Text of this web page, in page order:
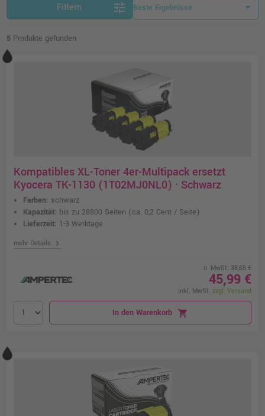
Filtern tune
5 Produkte gefunden
Kompatibles XL-Toner 4er-Multipack ersetzt
Kyocera TK-1130 (1T02MJ0NL0) · Schwarz
Farben: schwarz
Kapazität: bis zu 28800 Seiten (ca. 0,2 Cent / Seite)
Lieferzeit: 1-3 Werktage
mehr Details chevron_right
o. MwSt. 38,65 €
45,99 €
inkl. MwSt. zzgl. Versand
In den Warenkorb shopping_cart